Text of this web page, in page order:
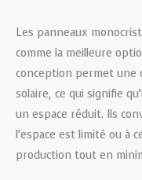
Les panneaux
comme la meilleure
conception permet une
solaire, ce qui signifie
un espace réduit. Ils
l’espace est limité ou à
production tout en